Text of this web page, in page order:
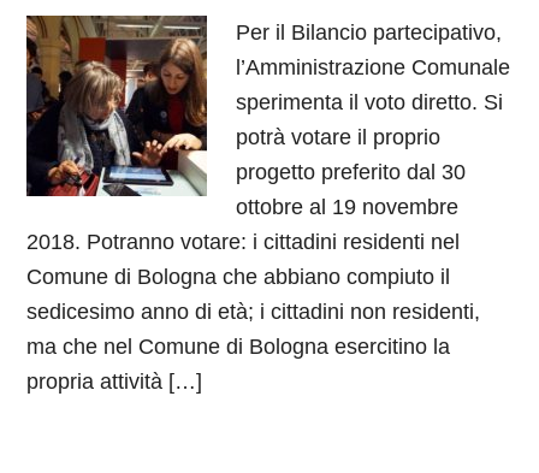
Per il Bilancio partecipativo,
l’Amministrazione Comunale
sperimenta il voto diretto. Si
potrà votare il proprio
progetto preferito dal 30
ottobre al 19 novembre
2018. Potranno votare: i cittadini residenti nel
Comune di Bologna che abbiano compiuto il
sedicesimo anno di età; i cittadini non residenti,
ma che nel Comune di Bologna esercitino la
propria attività […]